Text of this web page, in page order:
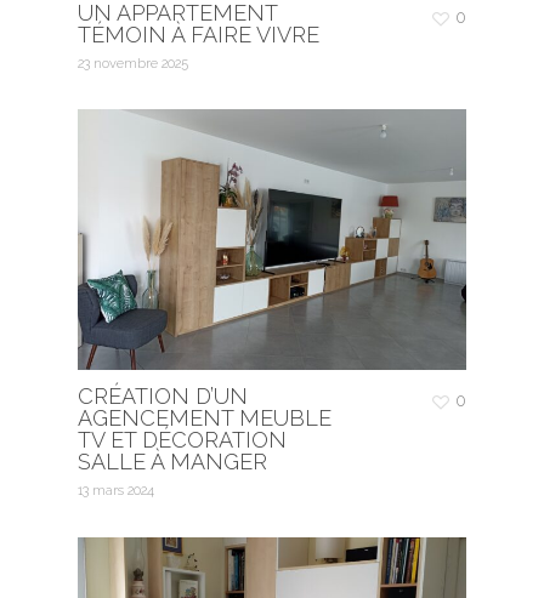
UN APPARTEMENT
TÉMOIN À FAIRE VIVRE
23 novembre 2025
0
CRÉATION D’UN
AGENCEMENT MEUBLE
TV ET DÉCORATION
SALLE À MANGER
13 mars 2024
0